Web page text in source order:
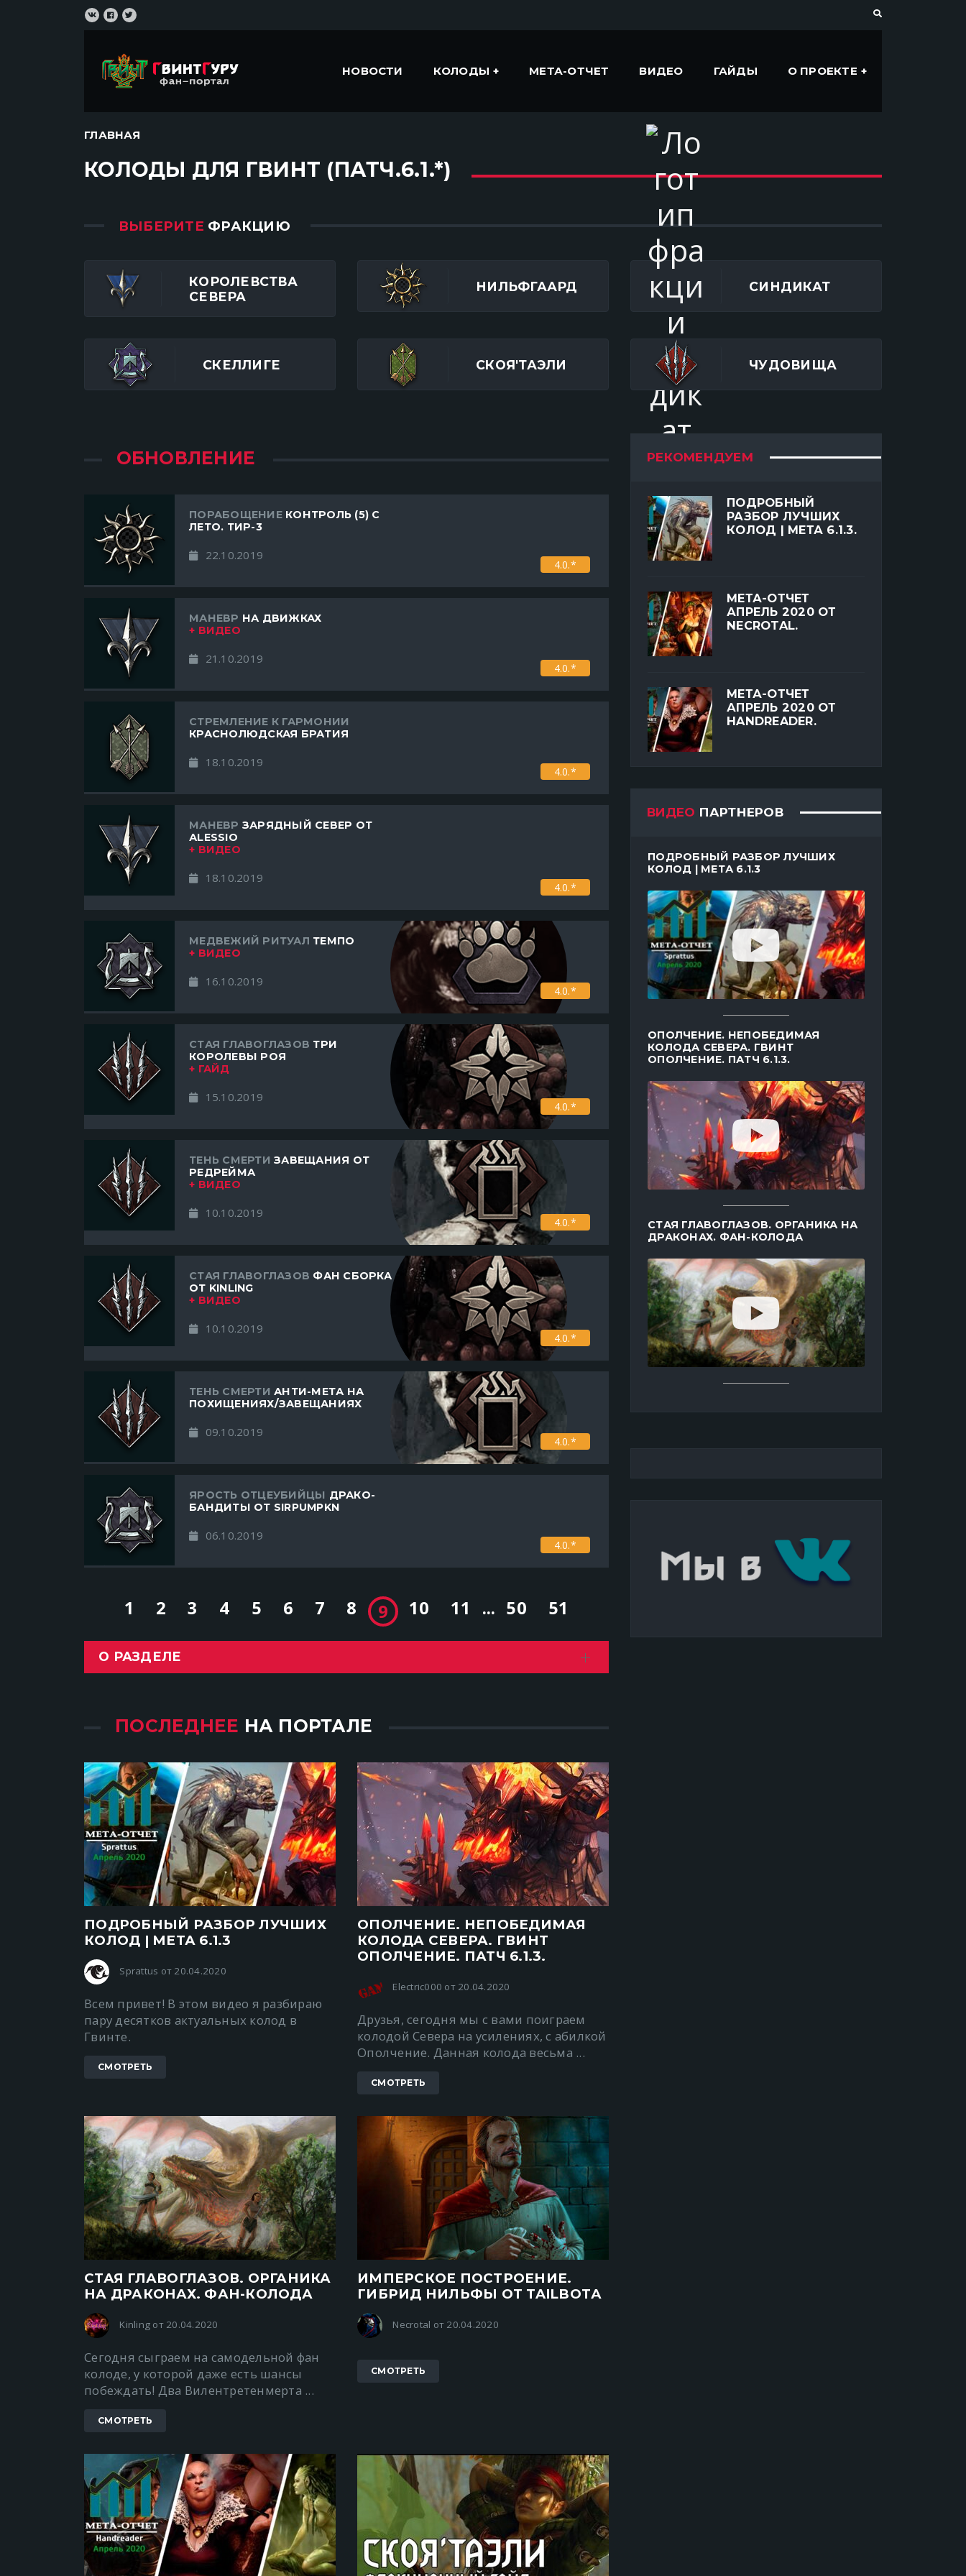
НОВОСТИ КОЛОДЫ МЕТА-ОТЧЕТ ВИДЕО ГАЙДЫ О ПРОЕКТЕ
ГЛАВНАЯ
КОЛОДЫ ДЛЯ ГВИНТ (ПАТЧ.6.1.*)
ВЫБЕРИТЕ ФРАКЦИЮ
КОРОЛЕВСТВА
СЕВЕРА
НИЛЬФГААРД СИНДИКАТ
СКЕЛЛИГЕ СКОЯ'ТАЭЛИ ЧУДОВИЩА
ОБНОВЛЕНИЕ
ПОРАБОЩЕНИЕКОНТРОЛЬ (5) С
ЛЕТО. ТИР-3
4.0.*
22.10.2019
МАНЕВР НА ДВИЖКАХ
+ ВИДЕО
4.0.*
21.10.2019
СТРЕМЛЕНИЕ К ГАРМОНИИ
КРАСНОЛЮДСКАЯ БРАТИЯ
4.0.*
18.10.2019
МАНЕВР ЗАРЯДНЫЙ СЕВЕР ОТ
АLESSIO
+ ВИДЕО
4.0.*
18.10.2019
МЕДВЕЖИЙ РИТУАЛ ТЕМПО
+ ВИДЕО
4.0.*
16.10.2019
СТАЯ ГЛАВОГЛАЗОВ ТРИ
КОРОЛЕВЫ РОЯ
+ ГАЙД
4.0.*
15.10.2019
ТЕНЬ СМЕРТИ ЗАВЕЩАНИЯ ОТ
РЕДРЕЙМА
+ ВИДЕО
4.0.*
10.10.2019
СТАЯ ГЛАВОГЛАЗОВ ФАН СБОРКА
ОТ KINLING
+ ВИДЕО
4.0.*
10.10.2019
ТЕНЬ СМЕРТИ АНТИ-МЕТА НА
ПОХИЩЕНИЯХ/ЗАВЕЩАНИЯХ
4.0.*
09.10.2019
ЯРОСТЬ ОТЦЕУБИЙЦЫ ДРАКО-
БАНДИТЫ ОТ SIRPUMPKN
4.0.*
06.10.2019
1 2 3 4 5 6 7 8 9 10 11 ... 50 51
О РАЗДЕЛЕ
ПОСЛЕДНЕЕ НА ПОРТАЛЕ
ПОДРОБНЫЙ РАЗБОР ЛУЧШИХ
КОЛОД | МЕТА 6.1.3
Sprattus от 20.04.2020
Всем привет! В этом видео я разбираю
пару десятков актуальных колод в
Гвинте.
СМОТРЕТЬ
ОПОЛЧЕНИЕ. НЕПОБЕДИМАЯ
КОЛОДА СЕВЕРА. ГВИНТ
ОПОЛЧЕНИЕ. ПАТЧ 6.1.3.
Electric000 от 20.04.2020
Друзья, сегодня мы с вами поиграем
колодой Севера на усилениях, с абилкой
Ополчение. Данная колода весьма ...
СМОТРЕТЬ
СТАЯ ГЛАВОГЛАЗОВ. ОРГАНИКА
НА ДРАКОНАХ. ФАН-КОЛОДА
Kinling от 20.04.2020
Сегодня сыграем на самодельной фан
колоде, у которой даже есть шансы
побеждать! Два Вилентретенмерта ...
СМОТРЕТЬ
ИМПЕРСКОЕ ПОСТРОЕНИЕ.
ГИБРИД НИЛЬФЫ ОТ TAILBOTА
Necrotal от 20.04.2020
СМОТРЕТЬ
РЕКОМЕНДУЕМ
ПОДРОБНЫЙ
РАЗБОР ЛУЧШИХ
КОЛОД | МЕТА 6.1.3.
МЕТА-ОТЧЕТ
АПРЕЛЬ 2020 ОТ
NECROTAL.
МЕТА-ОТЧЕТ
АПРЕЛЬ 2020 ОТ
HANDREADER.
ВИДЕО ПАРТНЕРОВ
ПОДРОБНЫЙ РАЗБОР ЛУЧШИХ
КОЛОД | МЕТА 6.1.3
ОПОЛЧЕНИЕ. НЕПОБЕДИМАЯ
КОЛОДА СЕВЕРА. ГВИНТ
ОПОЛЧЕНИЕ. ПАТЧ 6.1.3.
СТАЯ ГЛАВОГЛАЗОВ. ОРГАНИКА НА
ДРАКОНАХ. ФАН-КОЛОДА